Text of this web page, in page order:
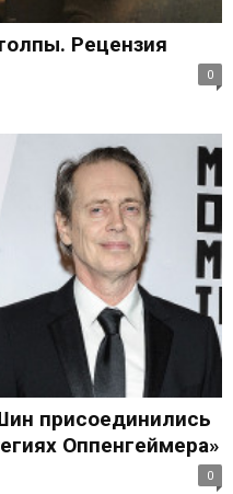
Рецензия
0
присоединились
Оппенгеймера»
0